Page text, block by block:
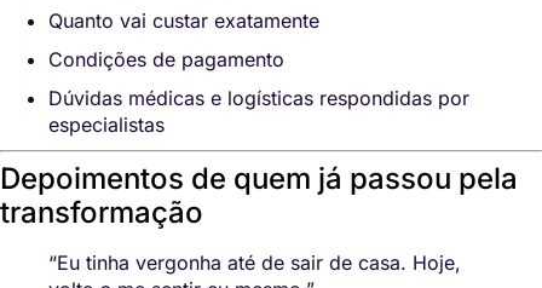
Quanto vai custar exatamente
Condições de pagamento
Dúvidas médicas e logísticas respondidas por
especialistas
Depoimentos de quem já passou pela
transformação
“Eu tinha vergonha até de sair de casa. Hoje,